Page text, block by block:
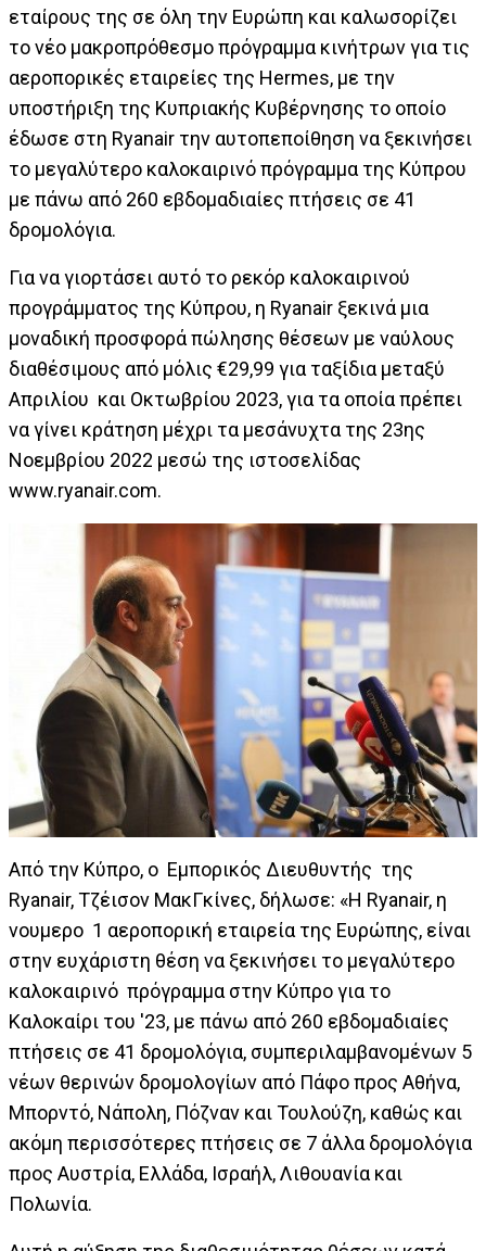
εταίρους της σε όλη την Ευρώπη και καλωσορίζει
το νέο μακροπρόθεσμο πρόγραμμα κινήτρων για τις
αεροπορικές εταιρείες της Hermes, με την
υποστήριξη της Κυπριακής Κυβέρνησης το οποίο
έδωσε στη Ryanair την αυτοπεποίθηση να ξεκινήσει
το μεγαλύτερο καλοκαιρινό πρόγραμμα της Κύπρου
με πάνω από 260 εβδομαδιαίες πτήσεις σε 41
δρομολόγια.
Για να γιορτάσει αυτό το ρεκόρ καλοκαιρινού
προγράμματος της Κύπρου, η Ryanair ξεκινά μια
μοναδική προσφορά πώλησης θέσεων με ναύλους
διαθέσιμους από μόλις €29,99 για ταξίδια μεταξύ
Απριλίου και Οκτωβρίου 2023, για τα οποία πρέπει
να γίνει κράτηση μέχρι τα μεσάνυχτα της 23ης
Νοεμβρίου 2022 μεσώ της ιστοσελίδας
www.ryanair.com.
Από την Κύπρο, ο Εμπορικός Διευθυντής της
Ryanair, Τζέισον ΜακΓκίνες, δήλωσε: «Η Ryanair, η
νουμερο 1 αεροπορική εταιρεία της Ευρώπης, είναι
στην ευχάριστη θέση να ξεκινήσει το μεγαλύτερο
καλοκαιρινό πρόγραμμα στην Κύπρο για το
Καλοκαίρι του '23, με πάνω από 260 εβδομαδιαίες
πτήσεις σε 41 δρομολόγια, συμπεριλαμβανομένων 5
νέων θερινών δρομολογίων από Πάφο προς Αθήνα,
Μπορντό, Νάπολη, Πόζναν και Τουλούζη, καθώς και
ακόμη περισσότερες πτήσεις σε 7 άλλα δρομολόγια
προς Αυστρία, Ελλάδα, Ισραήλ, Λιθουανία και
Πολωνία.